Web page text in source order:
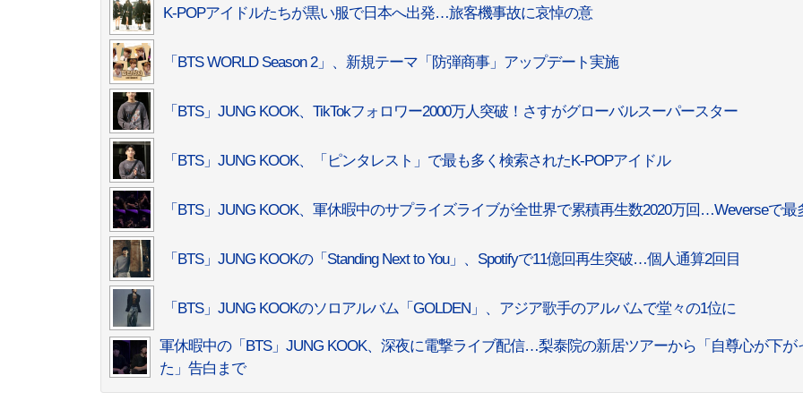
K-POPアイドルたちが黒い服で日本へ出発…旅客機事故に哀悼の意
「BTS WORLD Season 2」、新規テーマ「防弾商事」アップデート実施
「BTS」JUNG KOOK、TikTokフォロワー2000万人突破！さすがグローバルスーパースター
「BTS」JUNG KOOK、「ピンタレスト」で最も多く検索されたK-POPアイドル
「BTS」JUNG KOOK、軍休暇中のサプライズライブが全世界で累積再生数2020万回…Weverseで最
「BTS」JUNG KOOKの「Standing Next to You」、Spotifyで11億回再生突破…個人通算2回目
「BTS」JUNG KOOKのソロアルバム「GOLDEN」、アジア歌手のアルバムで堂々の1位に
軍休暇中の「BTS」JUNG KOOK、深夜に電撃ライブ配信…梨泰院の新居ツアーから「自尊心が下が
た」告白まで